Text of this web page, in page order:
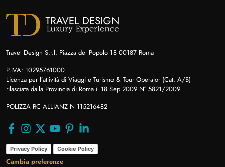
Travel Design S.r.l. Piazza del Popolo 18 00187 Roma
P.IVA: 10295761000
Licenza per l’attività di Viaggi e Turismo & Tour Operator (Cat. A/B)
rilasciata dalla Provincia di Roma il 18 Sep 2009 N° 5821/2009
POLIZZA RC ALLIANZ N 115216482
Privacy Policy Cookie Policy
Cambia preferenze